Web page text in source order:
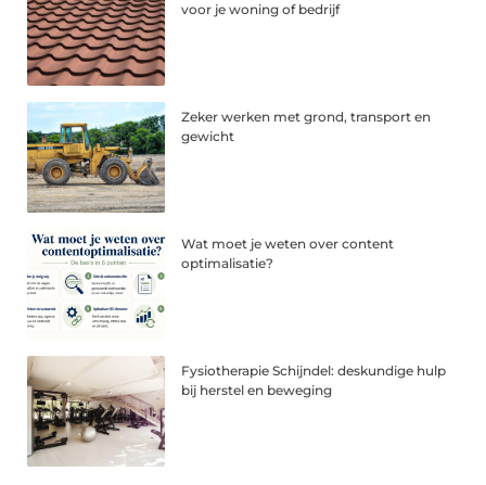
voor je woning of bedrijf
Zeker werken met grond, transport en
gewicht
Wat moet je weten over content
optimalisatie?
Fysiotherapie Schijndel: deskundige hulp
bij herstel en beweging